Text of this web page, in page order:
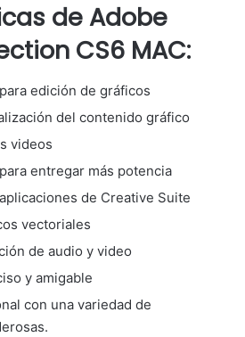
de Adobe
CS6 MAC:
edición de gráficos
del contenido gráfico
videos
entregar más potencia
de Creative Suite
vectoriales
de audio y video
y amigable
con una variedad de